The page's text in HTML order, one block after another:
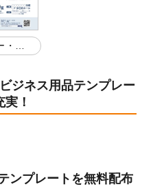
講
ジネス用品テンプレー
実！
ンプレートを無料配布